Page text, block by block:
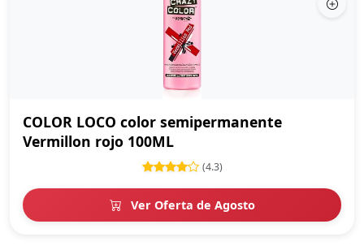
COLOR LOCO color semipermanente
Vermillon rojo 100ML
(4.3)
Ver Oferta de Agosto